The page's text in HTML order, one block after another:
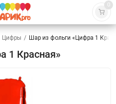
0
Цифры / Шар из фольги «Цифра 1
1 Красная»